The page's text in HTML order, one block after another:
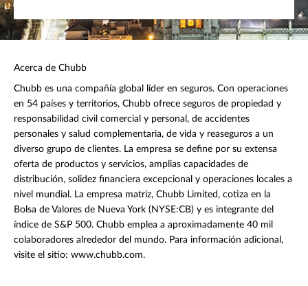
Acerca de Chubb
Chubb es una compañía global líder en seguros. Con operaciones
en 54 países y territorios, Chubb ofrece seguros de propiedad y
responsabilidad civil comercial y personal, de accidentes
personales y salud complementaria, de vida y reaseguros a un
diverso grupo de clientes. La empresa se define por su extensa
oferta de productos y servicios, amplias capacidades de
distribución, solidez financiera excepcional y operaciones locales a
nivel mundial. La empresa matriz, Chubb Limited, cotiza en la
Bolsa de Valores de Nueva York (NYSE:CB) y es integrante del
índice de S&P 500. Chubb emplea a aproximadamente 40 mil
colaboradores alrededor del mundo. Para información adicional,
visite el sitio: www.chubb.com.